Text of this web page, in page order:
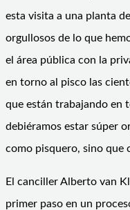
esta visita a una planta
orgullosos de lo que
el área pública con la
en torno al pisco las
que están trabajando en
debiéramos estar súper
como pisquero, sino que
El canciller Alberto van
primer paso en un